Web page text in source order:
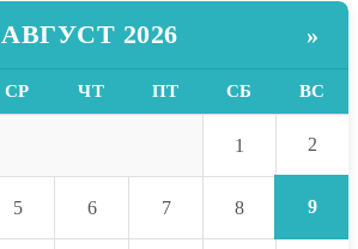
АВГУСТ 2026 »
СР ЧТ ПТ СБ ВС
1 2
5 6 7 8 9